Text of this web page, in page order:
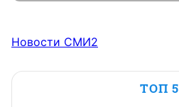
Новости СМИ2
ТОП 5